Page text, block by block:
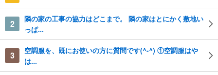
2
隣の家の工事の協力はどこまで。 隣の家はとにかく敷地い
っぱ...
3
空調服を、既にお使いの方に質問です(^-^) ①空調服はや
は...